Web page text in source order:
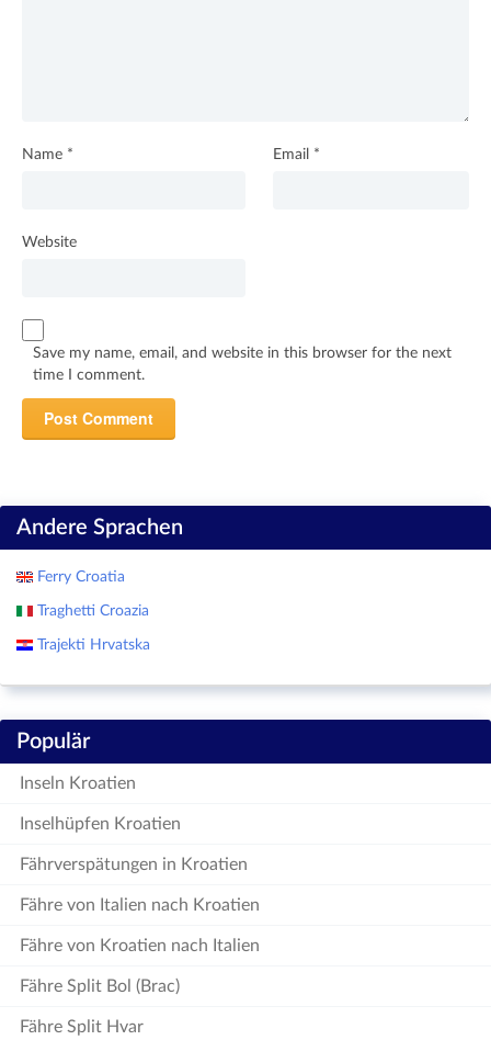
Name * Email *
Website
Save my name, email, and website in this browser for the next
time I comment.
Andere Sprachen
Ferry Croatia
Traghetti Croazia
Trajekti Hrvatska
Populär
Inseln Kroatien
Inselhüpfen Kroatien
Fährverspätungen in Kroatien
Fähre von Italien nach Kroatien
Fähre von Kroatien nach Italien
Fähre Split Bol (Brac)
Fähre Split Hvar